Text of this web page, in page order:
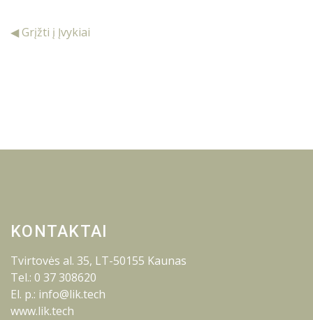
◀ Grįžti į Įvykiai
KONTAKTAI
Tvirtovės al. 35, LT-50155 Kaunas
Tel.: 0 37 308620
El. p.: info@lik.tech
www.lik.tech